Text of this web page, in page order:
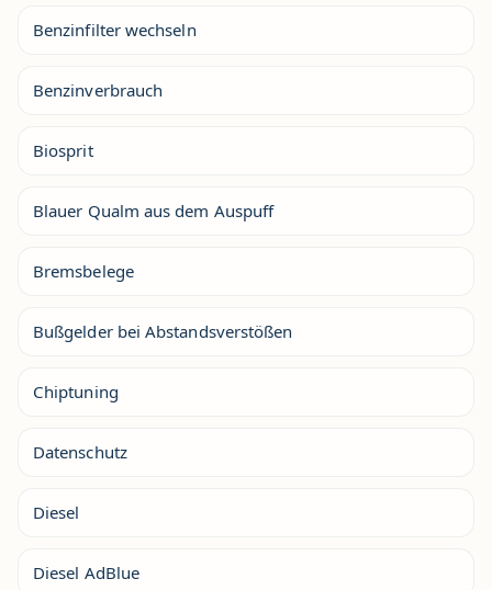
Benzinfilter wechseln
Benzinverbrauch
Biosprit
Blauer Qualm aus dem Auspuff
Bremsbelege
Bußgelder bei Abstandsverstößen
Chiptuning
Datenschutz
Diesel
Diesel AdBlue